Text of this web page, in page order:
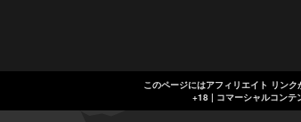
このページにはアフィリエイト リン